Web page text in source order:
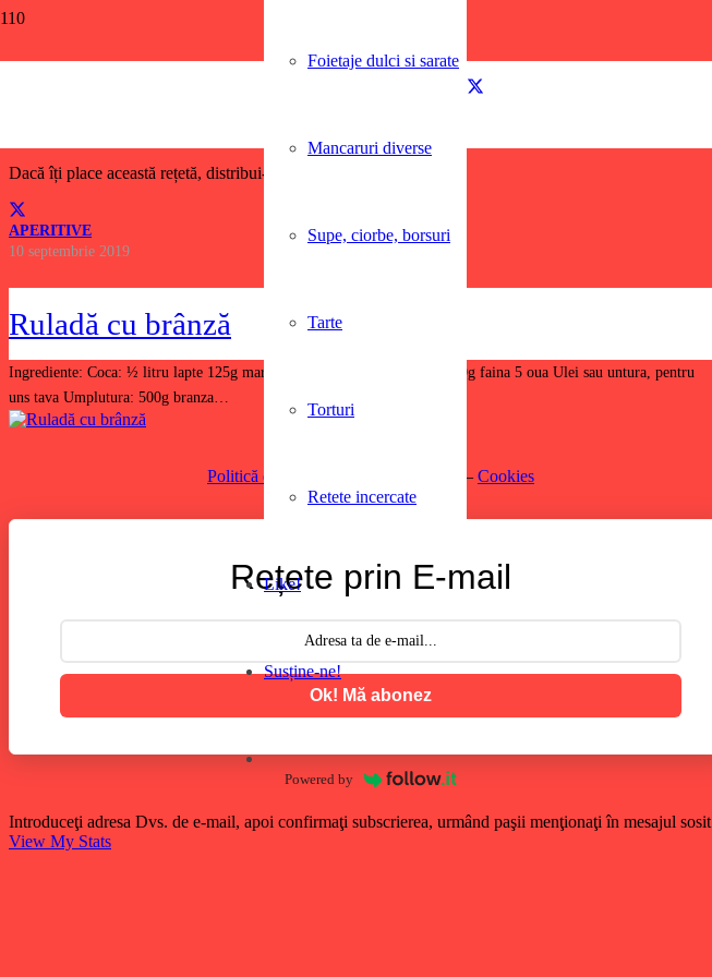
Foietaje dulci si sarate
Mancaruri diverse
Supe, ciorbe, borsuri
Tarte
Torturi
Retete incercate
Like!
Susține-ne!
Dacă îți place această rețetă, distribui-o și prietenilor tăi!
APERITIVE
10 septembrie 2019
Ruladă cu brânză
Ingrediente: Coca: ½ litru lapte 125g margarina un sfert lingurita sare 120g faina 5 oua Ulei sau untura, pentru
uns tava Umplutura: 500g branza…
Politică de confidențialitate
(English) – Cookies
Rețete prin E-mail
Ok! Mă abonez
Powered by
Introduceţi adresa Dvs. de e-mail, apoi confirmaţi subscrierea, urmând paşii menţionaţi în mesajul sosit
View My Stats